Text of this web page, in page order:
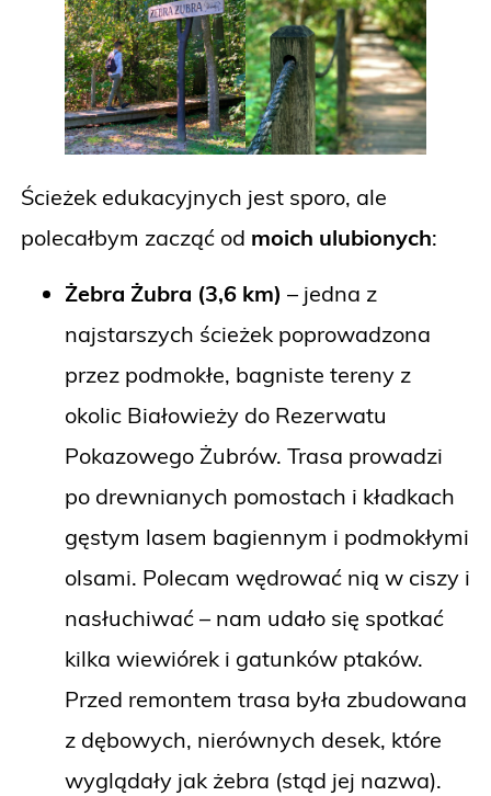
Ścieżek edukacyjnych jest sporo, ale
polecałbym zacząć od moich ulubionych:
Żebra Żubra (3,6 km) – jedna z
najstarszych ścieżek poprowadzona
przez podmokłe, bagniste tereny z
okolic Białowieży do Rezerwatu
Pokazowego Żubrów. Trasa prowadzi
po drewnianych pomostach i kładkach
gęstym lasem bagiennym i podmokłymi
olsami. Polecam wędrować nią w ciszy i
nasłuchiwać – nam udało się spotkać
kilka wiewiórek i gatunków ptaków.
Przed remontem trasa była zbudowana
z dębowych, nierównych desek, które
wyglądały jak żebra (stąd jej nazwa).